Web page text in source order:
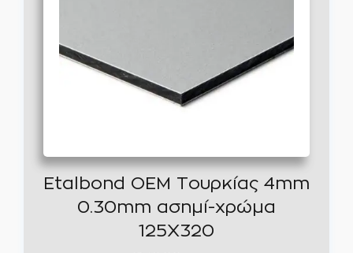
Etalbond OEM Τουρκίας 4mm
0.30mm ασημί-χρώμα
125Χ320